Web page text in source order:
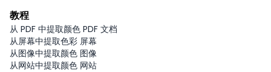
教程
从 PDF 中提取颜色 PDF 文档
从屏幕中提取色彩 屏幕
从图像中提取颜色 图像
从网站中提取颜色 网站